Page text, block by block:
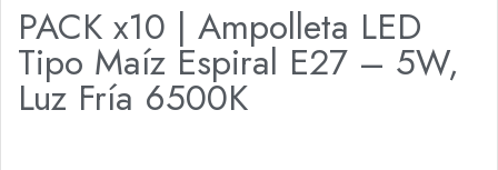
PACK x10 | Ampolleta LED
Tipo Maíz Espiral E27 – 5W,
Luz Fría 6500K